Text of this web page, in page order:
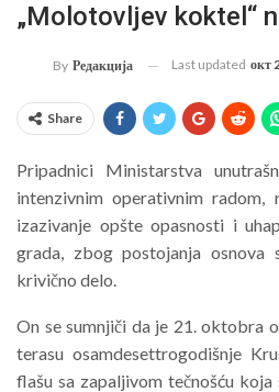
„Molotovljev koktel“
By Редакција Last updated окт
Share
Pripadnici Ministarstva
intenzivnim operativnim
izazivanje opšte opasnosti i
grada, zbog postojanja osnova
krivično delo.
On se sumnjiči da je 21. oktobra
terasu osamdesettrogodišnje
flašu sa zapaljivom tečnošću